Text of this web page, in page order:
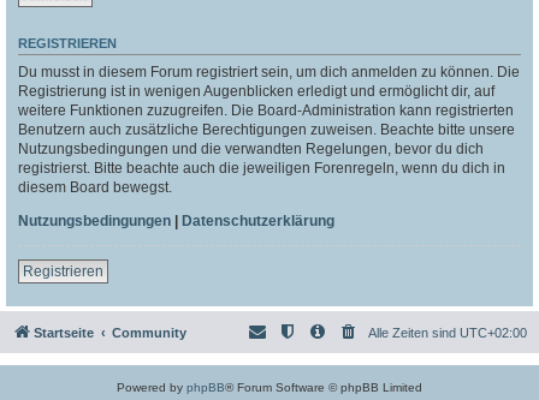
REGISTRIEREN
Du musst in diesem Forum registriert sein, um dich anmelden zu können. Die
Registrierung ist in wenigen Augenblicken erledigt und ermöglicht dir, auf
weitere Funktionen zuzugreifen. Die Board-Administration kann registrierten
Benutzern auch zusätzliche Berechtigungen zuweisen. Beachte bitte unsere
Nutzungsbedingungen und die verwandten Regelungen, bevor du dich
registrierst. Bitte beachte auch die jeweiligen Forenregeln, wenn du dich in
diesem Board bewegst.
Nutzungsbedingungen | Datenschutzerklärung
Registrieren
Startseite Community Alle Zeiten sind UTC+02:00
Powered by phpBB® Forum Software © phpBB Limited